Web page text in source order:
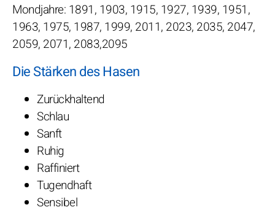
Mondjahre: 1891, 1903, 1915, 1927, 1939, 1951,
1963, 1975, 1987, 1999, 2011, 2023, 2035, 2047,
2059, 2071, 2083,2095
Die Stärken des Hasen
Zurückhaltend
Schlau
Sanft
Ruhig
Raffiniert
Tugendhaft
Sensibel